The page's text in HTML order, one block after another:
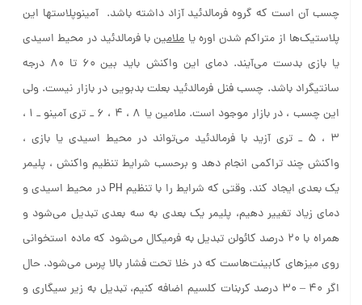
چسب آن است که گروه فرمالدئید آزاد داشته باشد. آمینوپلاستها این
پلاستیک‌ها از متراکم شدن اوره یاملامینبا فرمالدئید در محیط اسیدی
یا بازی بدست می‌آیند. دمای این واکنش باید بین ۶۰ تا ۸۰ درجه
سانتیگراد باشد. چسب فنل فرمالدئید بعلت بدبویی در بازار نیست. ولی
این چسب ، در بازار موجود است. ملامین یا ۸ ، ۴ ، ۶ _ تری آمینو _ ۱ ،
۳ ، ۵ _ تری آزید با فرمالدئید می‌تواند در محیط اسیدی یا بازی ،
واکنش چند تراکمی انجام دهد و برحسب شرایط تنظیم واکنش ، پلیمر
یک بعدی ایجاد کند. وقتی که شرایط را با تنظیم PH در محیط اسیدی و
دمای زیاد تغییر دهیم، پلیمر یک بعدی به سه بعدی تبدیل می‌شود و
همراه با ۲۰ درصد کائولن تبدیل به فرمیکال می‌شود که ماده استخوانی
روی میزهای کابینت‌هاست که در خلا تحت فشار بالا پرس می‌شود. حال
اگر ۴۰ – ۳۰ درصد کربنات کلسیم اضافه کنیم، تبدیل به زیر سیگاری و